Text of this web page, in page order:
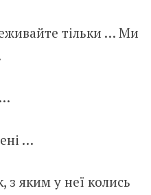
тільки … Ми
…
з яким у неї колись